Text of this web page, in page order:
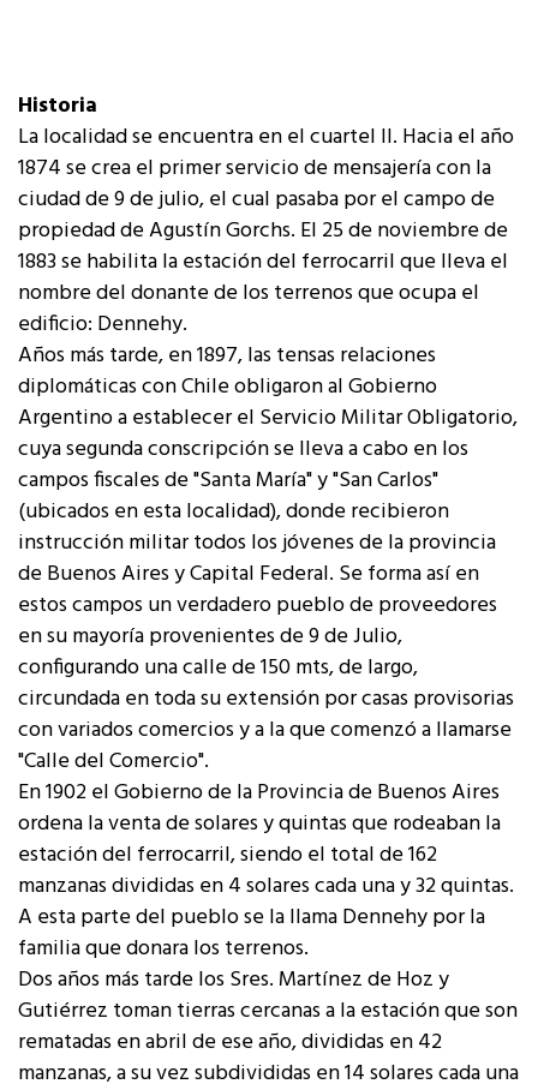
Historia
La localidad se encuentra en el cuartel II. Hacia el año
1874 se crea el primer servicio de mensajería con la
ciudad de 9 de julio, el cual pasaba por el campo de
propiedad de Agustín Gorchs. El 25 de noviembre de
1883 se habilita la estación del ferrocarril que lleva el
nombre del donante de los terrenos que ocupa el
edificio: Dennehy.
Años más tarde, en 1897, las tensas relaciones
diplomáticas con Chile obligaron al Gobierno
Argentino a establecer el Servicio Militar Obligatorio,
cuya segunda conscripción se lleva a cabo en los
campos fiscales de "Santa María" y "San Carlos"
(ubicados en esta localidad), donde recibieron
instrucción militar todos los jóvenes de la provincia
de Buenos Aires y Capital Federal. Se forma así en
estos campos un verdadero pueblo de proveedores
en su mayoría provenientes de 9 de Julio,
configurando una calle de 150 mts, de largo,
circundada en toda su extensión por casas provisorias
con variados comercios y a la que comenzó a llamarse
"Calle del Comercio".
En 1902 el Gobierno de la Provincia de Buenos Aires
ordena la venta de solares y quintas que rodeaban la
estación del ferrocarril, siendo el total de 162
manzanas divididas en 4 solares cada una y 32 quintas.
A esta parte del pueblo se la llama Dennehy por la
familia que donara los terrenos.
Dos años más tarde los Sres. Martínez de Hoz y
Gutiérrez toman tierras cercanas a la estación que son
rematadas en abril de ese año, divididas en 42
manzanas, a su vez subdivididas en 14 solares cada una